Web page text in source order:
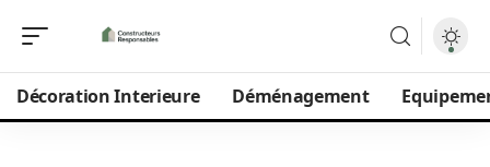
Décoration Interieure Déménagement